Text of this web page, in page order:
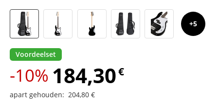
5
Voordeelset
-10% 184,30€
apart gehouden: 204,80 €